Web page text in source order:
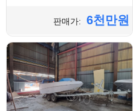
판매가: 6천만원